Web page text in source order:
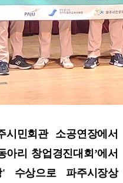
시민회관 소공연장에서
아리 창업경진대회’에서
' 수상으로 파주시장상